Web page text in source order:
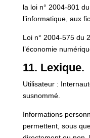
la loi n° 2004-801
l’informatique, aux
Loi n° 2004-575 du
l’économie
11. Lexique.
Utilisateur :
susnommé.
Informations
permettent, sous